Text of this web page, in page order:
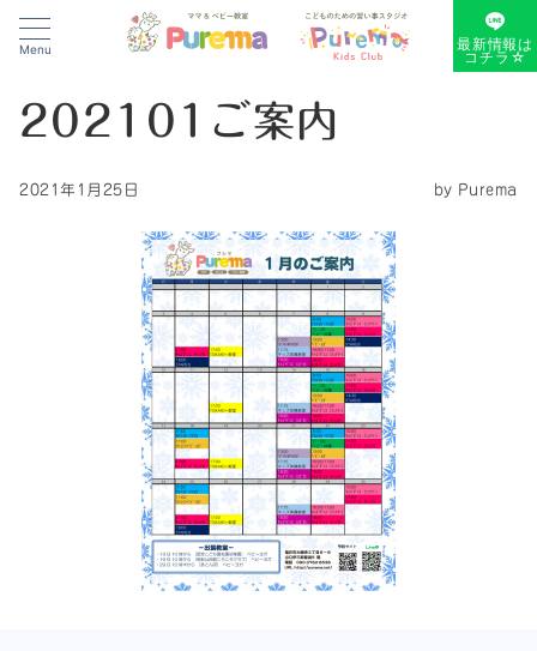
Menu 最新情報は
コチラ☆
202101ご案内
2021年1月25日 by Purema